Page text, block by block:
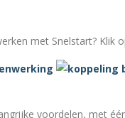
met Snelstart? Klik
voordelen, met